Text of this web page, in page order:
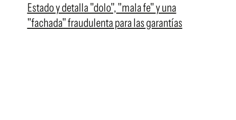
Estado y detalla "dolo", "mala fe" y una
"fachada" fraudulenta para las garantías